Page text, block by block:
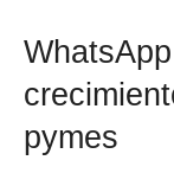
pymes